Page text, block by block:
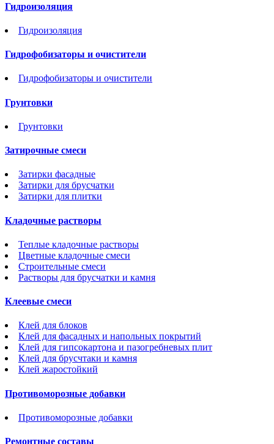
Гидроизоляция
Гидроизоляция
Гидрофобизаторы и очистители
Гидрофобизаторы и очистители
Грунтовки
Грунтовки
Затирочные смеси
Затирки фасадные
Затирки для брусчатки
Затирки для плитки
Кладочные растворы
Теплые кладочные растворы
Цветные кладочные смеси
Строительные смеси
Растворы для брусчатки и камня
Клеевые смеси
Клей для блоков
Клей для фасадных и напольных покрытий
Клей для гипсокартона и пазогребневых плит
Клей для брусчтаки и камня
Клей жаростойкий
Противоморозные добавки
Противоморозные добавки
Ремонтные составы